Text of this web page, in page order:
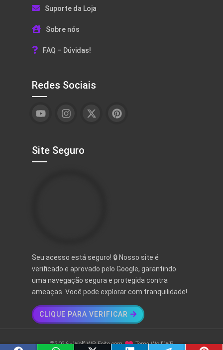
Suporte da Loja
Sobre nós
FAQ – Dúvidas!
Redes Sociais
Site Seguro
Seu acesso está seguro! 🔒 Nosso site é
verificado e aprovado pelo Google, garantindo
uma navegação segura e protegida contra
ameaças. Você pode explorar com tranquilidade!
CLIQUE PARA VERIFICAR
©2026 - Wolf WP. Feito com Tema Wolf WP.